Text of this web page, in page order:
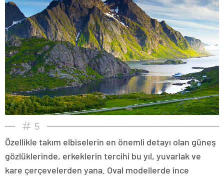
5
Özellikle takım elbiselerin en önemli detayı olan güneş
gözlüklerinde, erkeklerin tercihi bu yıl, yuvarlak ve
kare çerçevelerden yana. Oval modellerde ince